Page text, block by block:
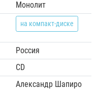
Монолит
на компакт-диске
Россия
CD
Александр Шапиро